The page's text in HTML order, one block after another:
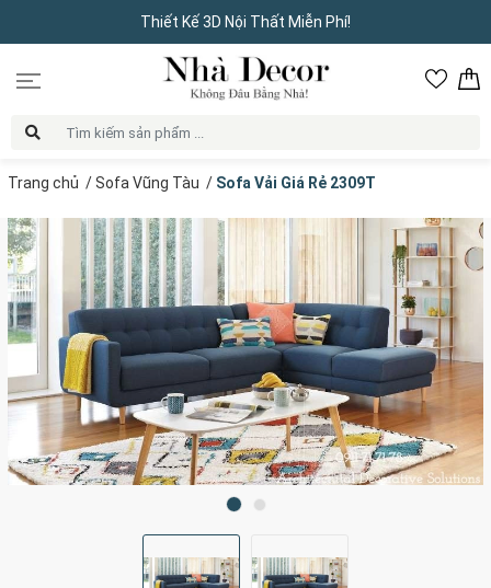
Thiết Kế 3D Nội Thất Miễn Phí!
Trang chủ /Sofa Vũng Tàu / Sofa Vải Giá Rẻ 2309T